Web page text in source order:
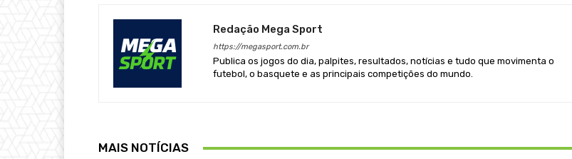
Redação Mega Sport
https://megasport.com.br
Publica os jogos do dia, palpites, resultados, notícias e tudo que movimenta o
futebol, o basquete e as principais competições do mundo.
MAIS NOTÍCIAS